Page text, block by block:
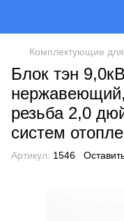
Комплектующие для
Блок тэн
резьба 2,0
систем
Артикул: 1546